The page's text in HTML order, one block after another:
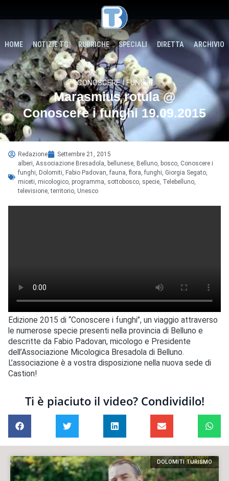
HOME NOTIZIE TG RUBRICHE SPECIALI DIRETTA ARCHIVIO
CONOSCERE I FUNGHI
Marasmius rotula @
Conoscere i funghi 19.09.2015
Redazione
Settembre 21, 2015
alberi Associazione Bresadola bellunese Belluno bosco Conoscere i
funghi Dolomiti Fabio Padovan fauna flora funghi Giorgia Segato
miceti micologico programma sottobosco specie Telebelluno
televisione ,territorio Unesco
Edizione 2015 di “Conoscere i funghi”, un viaggio attraverso
le numerose specie presenti nella provincia di Belluno e
descritte da Fabio Padovan, micologo e Presidente
dell’Associazione Micologica Bresadola di Belluno.
L’associazione è a vostra disposizione nella nuova sede di
Castion!
Ti è piaciuto il video? Condividilo!
DOLOMITI TURISMO